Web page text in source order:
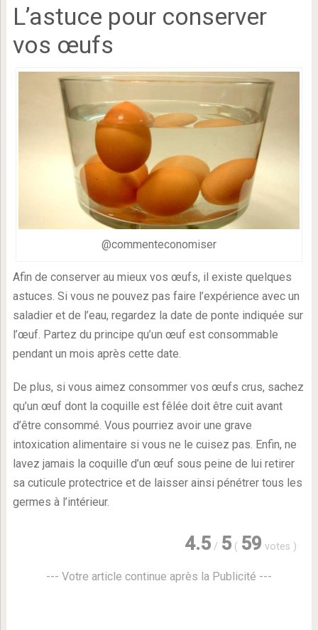
L’astuce pour conserver
vos œufs
@commenteconomiser
Afin de conserver au mieux vos œufs, il existe quelques
astuces. Si vous ne pouvez pas faire l’expérience avec un
saladier et de l’eau, regardez la date de ponte indiquée sur
l’œuf. Partez du principe qu’un œuf est consommable
pendant un mois après cette date.
De plus, si vous aimez consommer vos œufs crus, sachez
qu’un œuf dont la coquille est fêlée doit être cuit avant
d’être consommé. Vous pourriez avoir une grave
intoxication alimentaire si vous ne le cuisez pas. Enfin, ne
lavez jamais la coquille d’un œuf sous peine de lui retirer
sa cuticule protectrice et de laisser ainsi pénétrer tous les
germes à l’intérieur.
4.5 / 5 ( 59 votes )
--- Votre article continue après la Publicité ---